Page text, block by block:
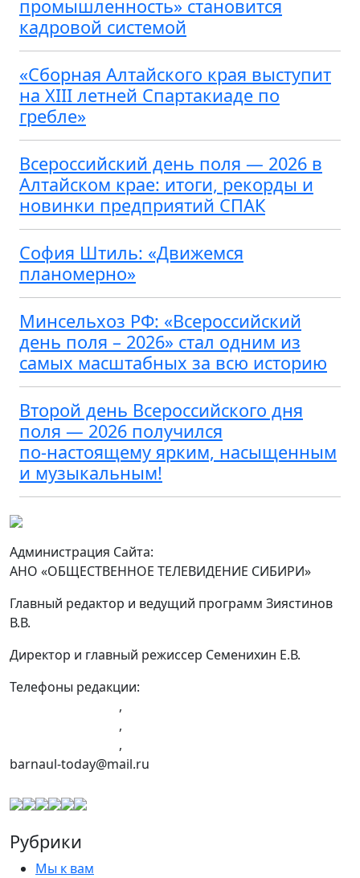
промышленность» становится
кадровой системой
«Сборная Алтайского края выступит
на XIII летней Спартакиаде по
гребле»
Всероссийский день поля — 2026 в
Алтайском крае: итоги, рекорды и
новинки предприятий СПАК
София Штиль: «Движемся
планомерно»
Минсельхоз РФ: «Всероссийский
день поля – 2026» стал одним из
самых масштабных за всю историю
Второй день Всероссийского дня
поля — 2026 получился
по‑настоящему ярким, насыщенным
и музыкальным!
Администрация Сайта:
АНО «ОБЩЕСТВЕННОЕ ТЕЛЕВИДЕНИЕ СИБИРИ»
Главный редактор и ведущий программ Зиястинов
В.В.
Директор и главный режиссер Семенихин Е.В.
Телефоны редакции:
,
,
,
barnaul-today@mail.ru
Рубрики
Мы к вам